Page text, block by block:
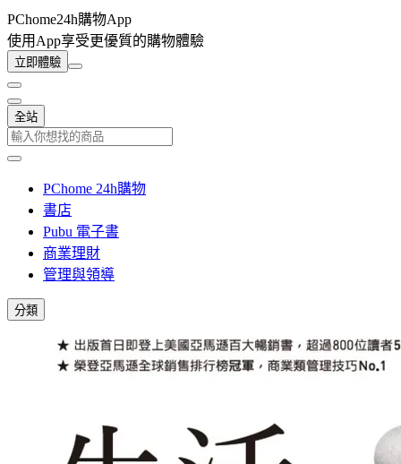
PChome24h購物App
使用App享受更優質的購物體驗
立即體驗
全站
PChome 24h購物
書店
Pubu 電子書
商業理財
管理與領導
分類